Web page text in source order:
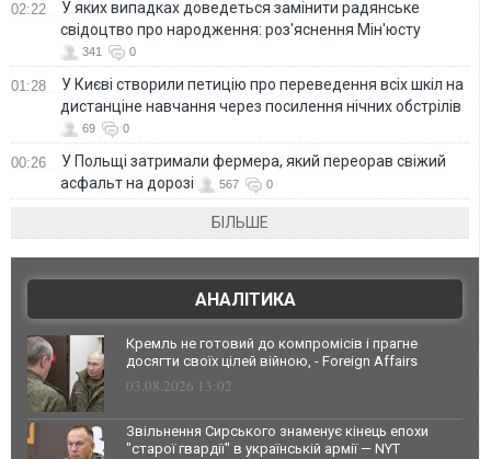
02:22
У яких випадках доведеться замінити радянське
свідоцтво про народження: роз'яснення Мін'юсту
341 0
01:28
У Києві створили петицію про переведення всіх шкіл на
дистанціне навчання через посилення нічних обстрілів
69 0
00:26
У Польщі затримали фермера, який переорав свіжий
асфальт на дорозі
567 0
БІЛЬШЕ
АНАЛІТИКА
Кремль не готовий до компромісів і прагне
досягти своїх цілей війною, - Foreign Affairs
03.08.2026 13:02
Звільнення Сирського знаменує кінець епохи
"старої гвардії" в українській армії — NYT